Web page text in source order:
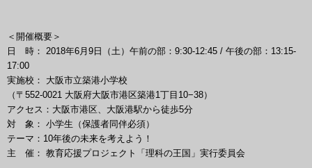
＜開催概要＞
日 時： 2018年6月9日（土）午前の部：9:30-12:45 / 午後の部：13:15-
17:00
実施校： 大阪市立築港小学校
（〒552-0021 大阪府大阪市港区築港1丁目10−38）
アクセス：大阪市港区、大阪港駅から徒歩5分
対 象： 小学生（保護者同伴必須）
テーマ：10年後の未来を考えよう！
主 催： 教育応援プロジェクト「理科の王国」実行委員会